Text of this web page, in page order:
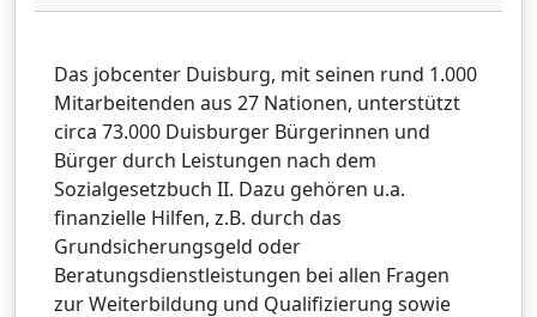
Das jobcenter Duisburg, mit seinen rund 1.000
Mitarbeitenden aus 27 Nationen, unterstützt
circa 73.000 Duisburger Bürgerinnen und
Bürger durch Leistungen nach dem
Sozialgesetzbuch II. Dazu gehören u.a.
finanzielle Hilfen, z.B. durch das
Grundsicherungsgeld oder
Beratungsdienstleistungen bei allen Fragen
zur Weiterbildung und Qualifizierung sowie